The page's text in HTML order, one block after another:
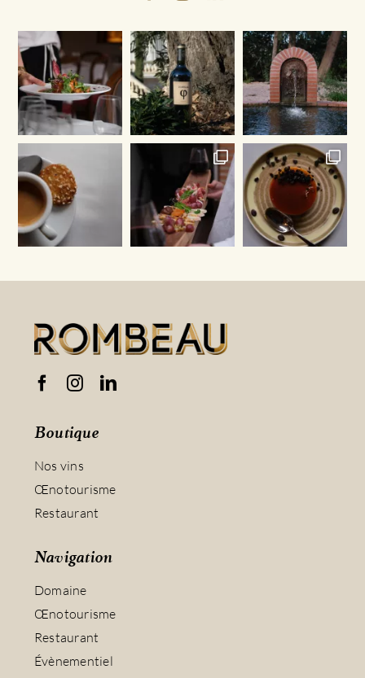
Boutique
Nos vins
Œnotourisme
Restaurant
Navigation
Domaine
Œnotourisme
Restaurant
Évènementiel